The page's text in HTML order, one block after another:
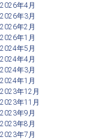
2026年4月
2026年3月
2026年2月
2026年1月
2024年5月
2024年4月
2024年3月
2024年1月
2023年12月
2023年11月
2023年9月
2023年8月
2023年7月